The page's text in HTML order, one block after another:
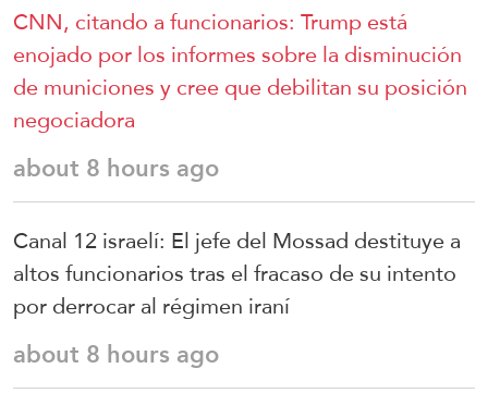
CNN, citando a funcionarios: Trump está
enojado por los informes sobre la disminución
de municiones y cree que debilitan su posición
negociadora
about 8 hours ago
Canal 12 israelí: El jefe del Mossad destituye a
altos funcionarios tras el fracaso de su intento
por derrocar al régimen iraní
about 8 hours ago